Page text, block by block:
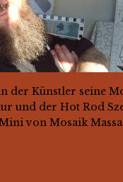
der Künstler seine
und der Hot Rod
von Mosaik